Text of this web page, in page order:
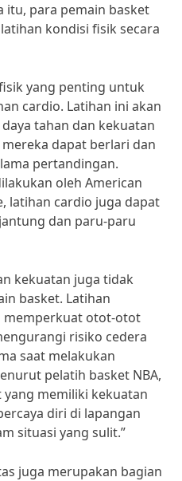
itu, para pemain basket
kondisi fisik secara
yang penting untuk
cardio. Latihan ini akan
tahan dan kekuatan
dapat berlari dan
pertandingan.
oleh American
latihan cardio juga dapat
dan paru-paru
kekuatan juga tidak
basket. Latihan
memperkuat otot-otot
risiko cedera
saat melakukan
pelatih basket NBA,
yang memiliki kekuatan
diri di lapangan
situasi yang sulit.”
juga merupakan bagian